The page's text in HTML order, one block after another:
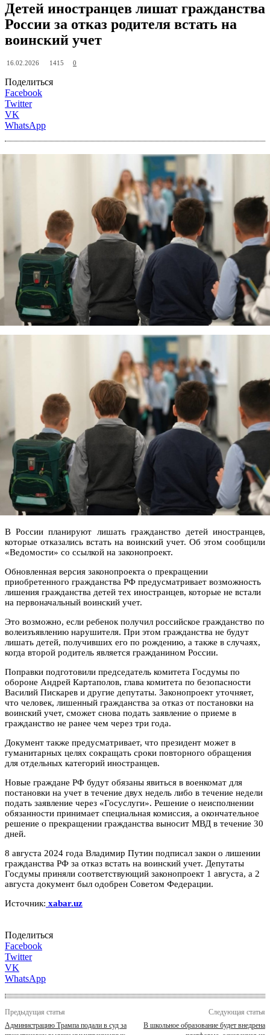
Детей иностранцев лишат гражданства
России за отказ родителя встать на
воинский учет
16.02.2026 1415 0
Поделиться
Facebook
Twitter
VK
WhatsApp
В России планируют лишать гражданство детей иностранцев,
которые отказались встать на воинский учет. Об этом сообщили
«Ведомости» со ссылкой на законопроект.
Обновленная версия законопроекта о прекращении
приобретенного гражданства РФ предусматривает возможность
лишения гражданства детей тех иностранцев, которые не встали
на первоначальный воинский учет.
Это возможно, если ребенок получил российское гражданство по
волеизъявлению нарушителя. При этом гражданства не будут
лишать детей, получивших его по рождению, а также в случаях,
когда второй родитель является гражданином России.
Поправки подготовили председатель комитета Госдумы по
обороне Андрей Картаполов, глава комитета по безопасности
Василий Пискарев и другие депутаты. Законопроект уточняет,
что человек, лишенный гражданства за отказ от постановки на
воинский учет, сможет снова подать заявление о приеме в
гражданство не ранее чем через три года.
Документ также предусматривает, что президент может в
гуманитарных целях сокращать сроки повторного обращения
для отдельных категорий иностранцев.
Новые граждане РФ будут обязаны явиться в военкомат для
постановки на учет в течение двух недель либо в течение недели
подать заявление через «Госуслуги». Решение о неисполнении
обязанности принимает специальная комиссия, а окончательное
решение о прекращении гражданства выносит МВД в течение 30
дней.
8 августа 2024 года Владимир Путин подписал закон о лишении
гражданства РФ за отказ встать на воинский учет. Депутаты
Госдумы приняли соответствующий законопроект 1 августа, а 2
августа документ был одобрен Советом Федерации.
Источник: xabar.uz
Поделиться
Facebook
Twitter
VK
WhatsApp
Предыдущая статья
Администрацию Трампа подали в суд за
Следующая статья
В школьное образование будет внедрена